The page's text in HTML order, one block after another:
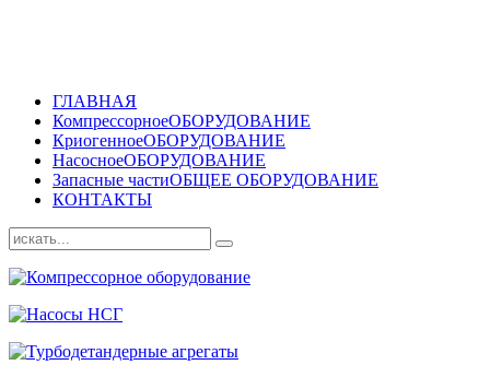
ГЛАВНАЯ
КомпрессорноеОБОРУДОВАНИЕ
КриогенноеОБОРУДОВАНИЕ
НасосноеОБОРУДОВАНИЕ
Запасные частиОБЩЕЕ ОБОРУДОВАНИЕ
КОНТАКТЫ